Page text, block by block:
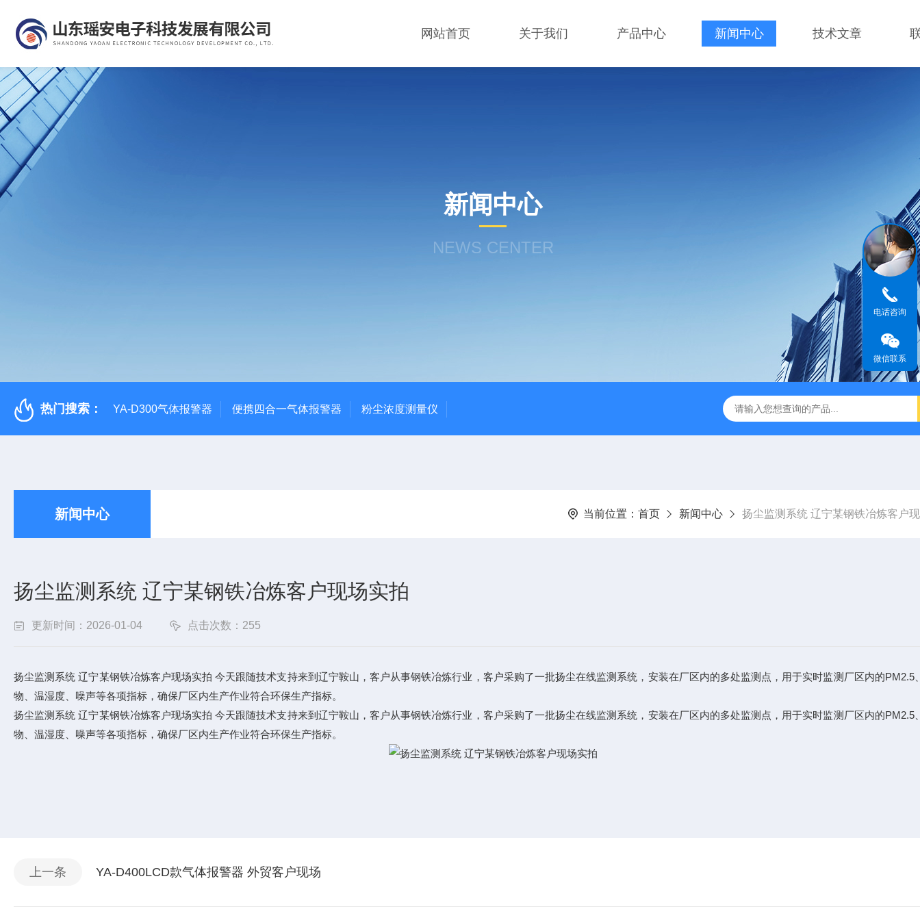
网站首页 关于我们 产品中心 新闻中心 技术文章
新闻中心
NEWS CENTER
热门搜索： YA-D300气体报警器 便携四合一气体报警器 粉尘浓度测量仪
新闻中心 当前位置： 首页 新闻中心 扬尘监测系统 辽宁某钢铁冶炼客户
扬尘监测系统 辽宁某钢铁冶炼客户现场实拍
更新时间：2026-01-04 点击次数：255
扬尘监测系统 辽宁某钢铁冶炼客户现场实拍 今天跟随技术支持来到辽宁鞍山，客户从事钢铁冶炼行业，客户采购了一批扬尘在线监测系统，安装在厂区内的多处监测点，用于实时监测厂区内的PM2.5
物、温湿度、噪声等各项指标，确保厂区内生产作业符合环保生产指标。
扬尘监测系统 辽宁某钢铁冶炼客户现场实拍 今天跟随技术支持来到辽宁鞍山，客户从事钢铁冶炼行业，客户采购了一批扬尘在线监测系统，安装在厂区内的多处监测点，用于实时监测厂区内的PM2.5
物、温湿度、噪声等各项指标，确保厂区内生产作业符合环保生产指标。
上一条 YA-D400LCD款气体报警器 外贸客户现场
电话咨询
微信联系